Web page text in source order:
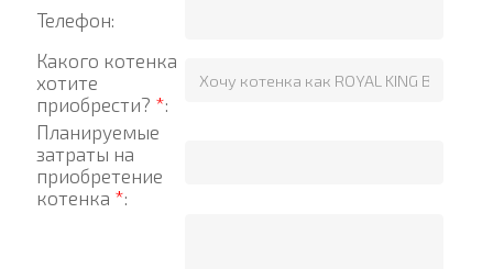
Телефон:
Какого котенка
хотите
приобрести? *:
Планируемые
затраты на
приобретение
котенка *: